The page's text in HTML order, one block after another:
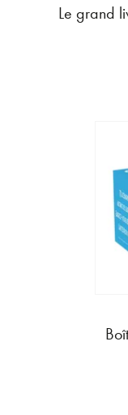
Le grand